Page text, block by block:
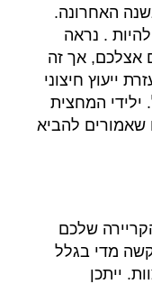
האחרונה.
. נראה
אצלכם, אך זה
ייעוץ חיצוני
. ילידי המחצית
שאמורים להביא
שלכם
מדי בגלל
. ייתכן